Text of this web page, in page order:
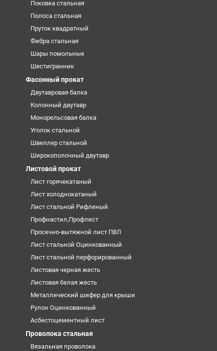
Поковка стальная
Полоса стальная
Пруток квадратный
Фибра стальная
Шары помольные
Шестигранник
Фасонный прокат
Двутавровая балка
Колонный двутавр
Монорельсовая балка
Уголок стальной
Швеллер стальной
Широкополочный двутавр
Листовой прокат
Лист горячекатаный
Лист холоднокатаный
Лист стальной Рифленый
Профнастил,Профлист
Просечно-вытяжной лист ПВЛ
Лист стальной Оцинкованный
Лист стальной перфорированный
Листовая черная жесть
Листовая белая жесть
Металлический шифер для крыши
Рулон Оцинкованный
Асбестоцементный лист
Проволока стальная
Вязальная проволока